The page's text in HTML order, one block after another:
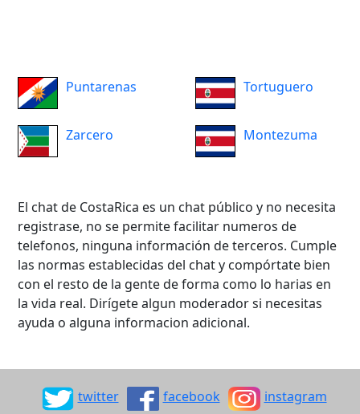
Puntarenas
Zarcero
Tortuguero
Montezuma
El chat de CostaRica es un chat público y no necesita
registrase, no se permite facilitar numeros de
telefonos, ninguna información de terceros. Cumple
las normas establecidas del chat y compórtate bien
con el resto de la gente de forma como lo harias en
la vida real. Dirígete algun moderador si necesitas
ayuda o alguna informacion adicional.
twitter facebook instagram